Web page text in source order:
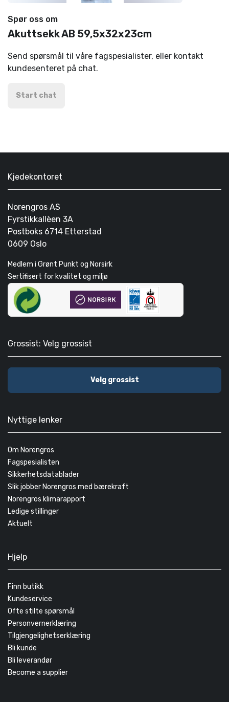
Spør oss om
Akuttsekk AB 59,5x32x23cm
Send spørsmål til våre fagspesialister, eller kontakt
kundesenteret på chat.
Start chat
Kjedekontoret
Norengros AS
Fyrstikkallèen 3A
Postboks 6714 Etterstad
0609 Oslo
Medlem i Grønt Punkt og Norsirk
Sertifisert for kvalitet og miljø
Grossist: Velg grossist
Velg grossist
Nyttige lenker
Om Norengros
Fagspesialisten
Sikkerhetsdatablader
Slik jobber Norengros med bærekraft
Norengros klimarapport
Ledige stillinger
Aktuelt
Hjelp
Finn butikk
Kundeservice
Ofte stilte spørsmål
Personvernerklæring
Tilgjengelighetserklæring
Bli kunde
Bli leverandør
Become a supplier